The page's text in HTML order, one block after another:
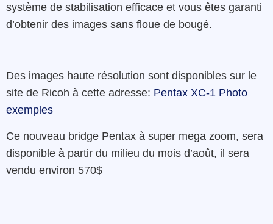
système de stabilisation efficace et vous êtes garanti
d’obtenir des images sans floue de bougé.
Des images haute résolution sont disponibles sur le
site de Ricoh à cette adresse: Pentax XC-1 Photo
exemples
Ce nouveau bridge Pentax à super mega zoom, sera
disponible à partir du milieu du mois d’août, il sera
vendu environ 570$